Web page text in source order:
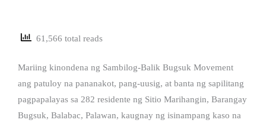
61,566 total reads
Mariing kinondena ng Sambilog-Balik Bugsuk Movement
ang patuloy na pananakot, pang-uusig, at banta ng sapilitang
pagpapalayas sa 282 residente ng Sitio Marihangin, Barangay
Bugsuk, Balabac, Palawan, kaugnay ng isinampang kaso na